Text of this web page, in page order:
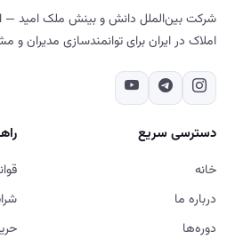
شرکت بین‌الملل دانش و بینش ملک امید
املاک در ایران برای توانمندسازی مدیران و
دسترسی سریع
خانه
درباره ما
دوره‌ها